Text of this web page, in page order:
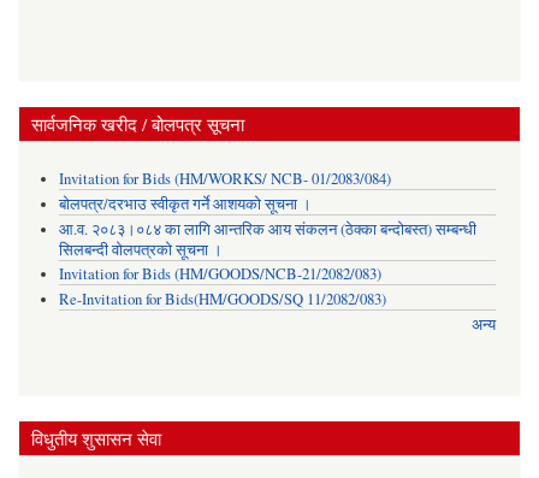
सार्वजनिक खरीद / बोलपत्र सूचना
Invitation for Bids (HM/WORKS/ NCB- 01/2083/084)
बोलपत्र/दरभाउ स्वीकृत गर्ने आशयको सूचना ।
आ.व. २०८३।०८४ का लागि आन्तरिक आय संकलन (ठेक्का बन्दोबस्त) सम्बन्धी
सिलबन्दी वोलपत्रको सूचना ।
Invitation for Bids (HM/GOODS/NCB-21/2082/083)
Re-Invitation for Bids(HM/GOODS/SQ 11/2082/083)
अन्य
विधुतीय शुसासन सेवा